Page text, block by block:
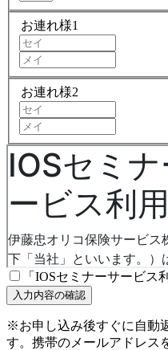
お連れ様1
お連れ様2
「IOSセミナーサービス
※お申し込み後すぐに自動
す。携帯のメールアドレス